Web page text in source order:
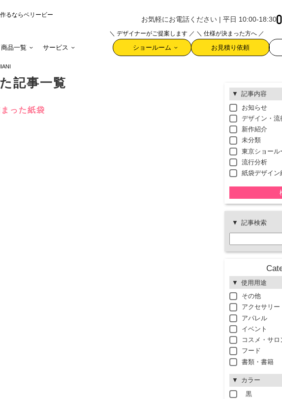
るならベリービー
お気軽にお電話ください | 平日 10:00-18:30
商品一覧 サービス
＼ デザイナーがご提案します ／
ショールーム
＼ 仕様が決まった方へ ／
お見積り依頼
記事一覧
った紙袋
記事内容
お知らせ
デザイン・流
新作紹介
未分類
東京ショール
流行分析
紙袋デザイン
記事検索
使用用途
その他
アクセサリー
アパレル
イベント
コスメ・サロ
フード
書類・書籍
カラー
黒